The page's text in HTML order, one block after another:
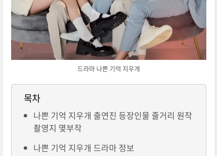
드라마 나쁜 기억 지우개
목차
나쁜 기억 지우개 출연진 등장인물 줄거리 원작
촬영지 몇부작
나쁜 기억 지우개 드라마 정보